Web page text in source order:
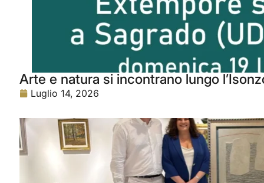
Arte e natura si incontrano lungo
Luglio 14, 2026